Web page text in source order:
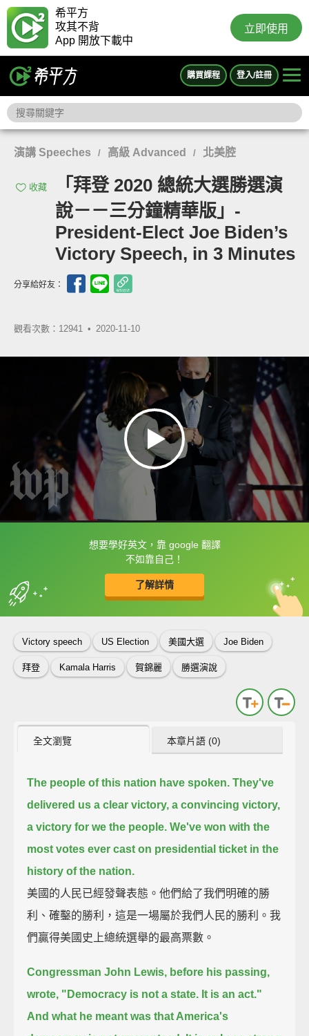
希平方
攻其不背
App 開放下載中
立即使用
購買課程 登入/註冊
演講 Speeches / 高級 Advanced / 北美腔
收藏
「拜登 2020 總統大選勝選演
說－－三分鐘精華版」-
President-Elect Joe Biden’s
Victory Speech, in 3 Minutes
分享給好友：
觀看次數：12941 • 2020-11-10
想要學好英文，靠 google 翻譯
不如靠自己！
了解詳情
框選或點兩下字幕可以直接查字典喔！
收錄佳句 中
英
Victory speech US Election 美國大選 Joe Biden
拜登 Kamala Harris 賀錦麗 勝選演說
全文瀏覽 本章片語 (0)
The people of this nation have spoken. They've
delivered us a clear victory, a convincing victory,
a victory for we the people. We've won with the
most votes ever cast on presidential ticket in the
history of the nation.
美國的人民已經發聲表態。他們給了我們明確的勝
利、確鑿的勝利，這是一場屬於我們人民的勝利。我
們贏得美國史上總統選舉的最高票數。
Congressman John Lewis, before his passing,
wrote, "Democracy is not a state. It is an act."
And what he meant was that America's